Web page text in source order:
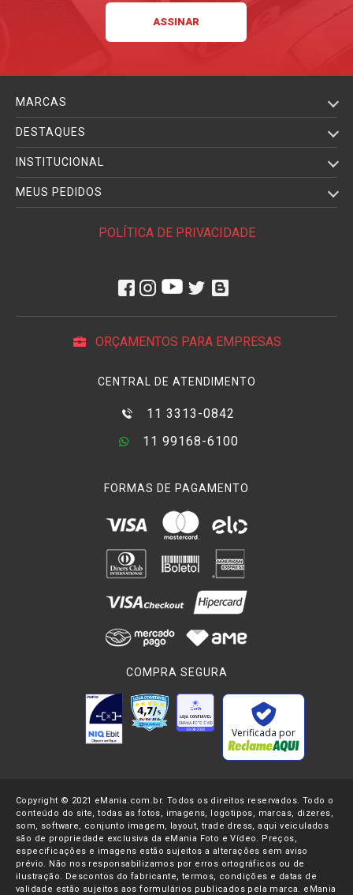
MARCAS
DESTAQUES
INSTITUCIONAL
MEUS PEDIDOS
POLÍTICA DE PRIVACIDADE
ORÇAMENTOS PARA EMPRESAS
CENTRAL DE ATENDIMENTO
11 3313-0842
11 99168-6100
FORMAS DE PAGAMENTO
COMPRA SEGURA
Verificada por
Copyright © 2021 eMania.com.br. Todos os direitos reservados. Todo o
conteúdo do site, todas as fotos, imagens, logotipos, marcas, dizeres,
som, software, conjunto imagem, layout, trade dress, aqui veiculados
são de propriedade exclusiva da eMania Foto e Vídeo. Preços,
especificações e imagens estão sujeitos a alterações sem aviso
prévio. Não nos responsabilizamos por erros ortográficos ou de
ilustração. Descontos do fabricante, termos, condições e datas de
validade estão sujeitos aos formulários publicados pela marca. eMania